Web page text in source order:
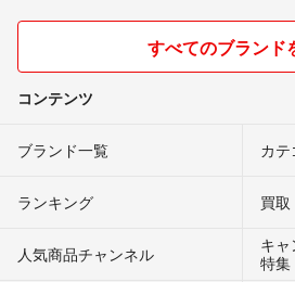
すべてのブランド
コンテンツ
ブランド一覧 カ
ランキング 買
人気商品チャンネル
キ
特集